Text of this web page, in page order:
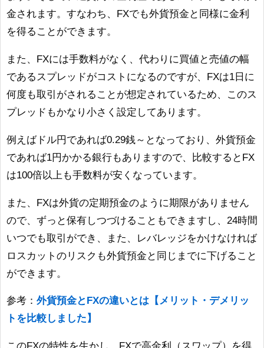
金されます。すなわち、FXでも外貨預金と同様に金利
を得ることができます。
また、FXには手数料がなく、代わりに買値と売値の幅
であるスプレッドがコストになるのですが、FXは1日に
何度も取引がされることが想定されているため、このス
プレッドもかなり小さく設定してあります。
例えばドル円であれば0.29銭～となっており、外貨預金
であれば1円かかる銀行もありますので、比較するとFX
は100倍以上も手数料が安くなっています。
また、FXは外貨の定期預金のように期限がありません
ので、ずっと保有しつづけることもできますし、24時間
いつでも取引ができ、また、レバレッジをかけなければ
ロスカットのリスクも外貨預金と同じまでに下げること
ができます。
参考： 外貨預金とFXの違いとは【メリット・デメリッ
トを比較しました】